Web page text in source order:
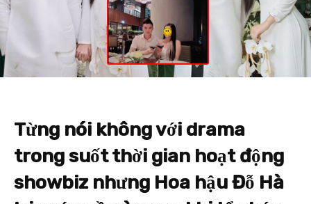
Từng nói không với drama
trong suốt thời gian hoạt động
showbiz nhưng Hoa hậu Đỗ Hà